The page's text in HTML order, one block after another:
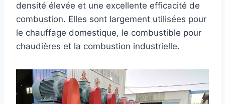
densité élevée et une excellente efficacité de
combustion. Elles sont largement utilisées pour
le chauffage domestique, le combustible pour
chaudières et la combustion industrielle.